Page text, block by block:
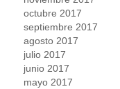
octubre 2017
septiembre 2017
agosto 2017
julio 2017
junio 2017
mayo 2017